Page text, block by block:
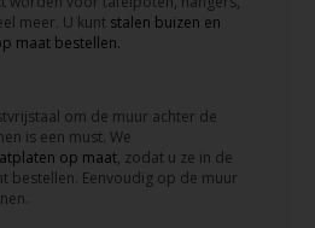
meer. U kunt stalen buizen en
maat bestellen.
om de muur achter de
is een must. We
op maat, zodat u ze in de
bestellen. Eenvoudig op de muur